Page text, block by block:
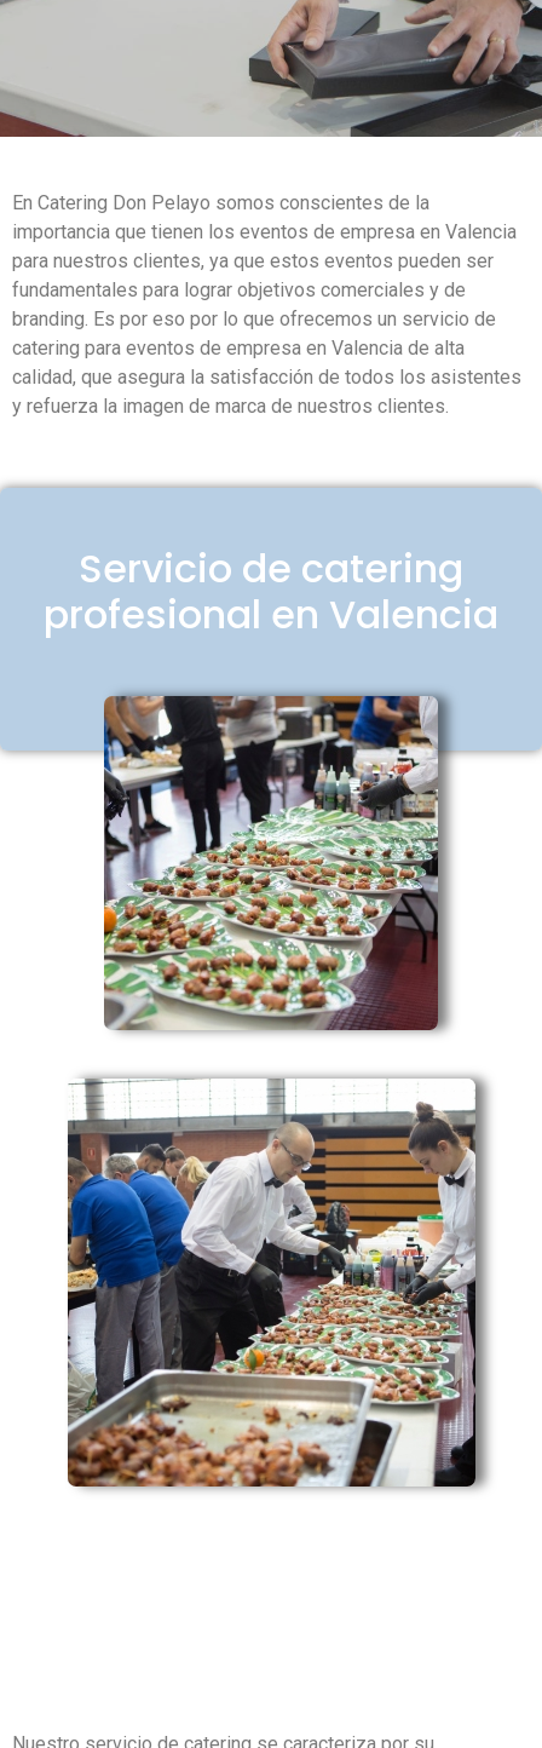
En Catering Don Pelayo somos conscientes de la
importancia que tienen los eventos de empresa en Valencia
para nuestros clientes, ya que estos eventos pueden ser
fundamentales para lograr objetivos comerciales y de
branding. Es por eso por lo que ofrecemos un servicio de
catering para eventos de empresa en Valencia de alta
calidad, que asegura la satisfacción de todos los asistentes
y refuerza la imagen de marca de nuestros clientes.
Servicio de catering
profesional en Valencia